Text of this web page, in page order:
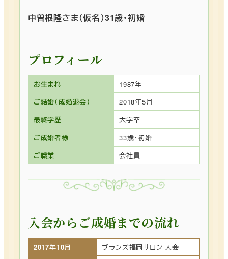
中曽根隆さま（仮名）31歳・初婚
プロフィール
お生まれ
1987年
ご結婚（成婚退会）
2018年5月
最終学歴
大学卒
ご成婚者様
33歳・初婚
ご職業
会社員
入会からご成婚までの流れ
2017年10月
ブランズ福岡サロン 入会